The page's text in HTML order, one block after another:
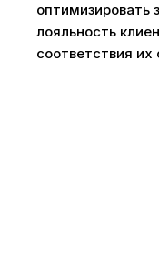
оптимизировать
лояльность
соответствия